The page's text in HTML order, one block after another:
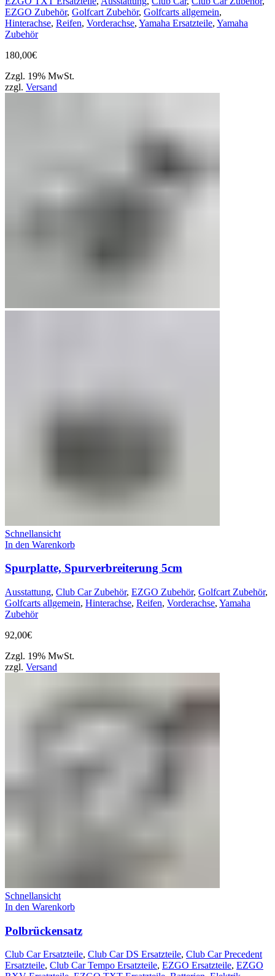
EZGO Zubehör, Golfcart Zubehör, Golfcarts allgemein,
Hinterachse, Reifen, Vorderachse, Yamaha Ersatzteile, Yamaha
Zubehör
180,00€
Zzgl. 19% MwSt.
zzgl. Versand
Schnellansicht
In den Warenkorb
Spurplatte, Spurverbreiterung 5cm
Ausstattung, Club Car Zubehör, EZGO Zubehör, Golfcart Zubehör,
Golfcarts allgemein, Hinterachse, Reifen, Vorderachse, Yamaha
Zubehör
92,00€
Zzgl. 19% MwSt.
zzgl. Versand
Schnellansicht
In den Warenkorb
Polbrückensatz
Club Car Ersatzteile, Club Car DS Ersatzteile, Club Car Precedent
Ersatzteile, Club Car Tempo Ersatzteile, EZGO Ersatzteile, EZGO